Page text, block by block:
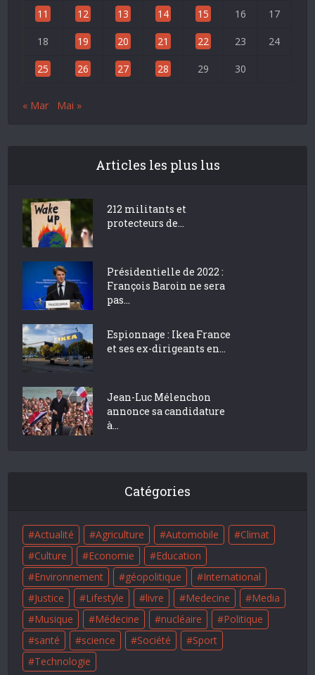
11 12 13 14 15 16 17
18 19 20 21 22 23 24
25 26 27 28 29 30
« Mar Mai »
Articles les plus lus
212 militants et
protecteurs de...
Présidentielle de 2022 :
François Baroin ne sera
pas...
Espionnage : Ikea France
et ses ex-dirigeants en...
Jean-Luc Mélenchon
annonce sa candidature
à...
Catégories
Actualité Agriculture Automobile
Climat
Culture
Economie
Education
Environnement
géopolitique
International
Justice
Lifestyle livre Medecine
Media
Musique
Médecine nucléaire
Politique
santé
science Société
Sport
Technologie